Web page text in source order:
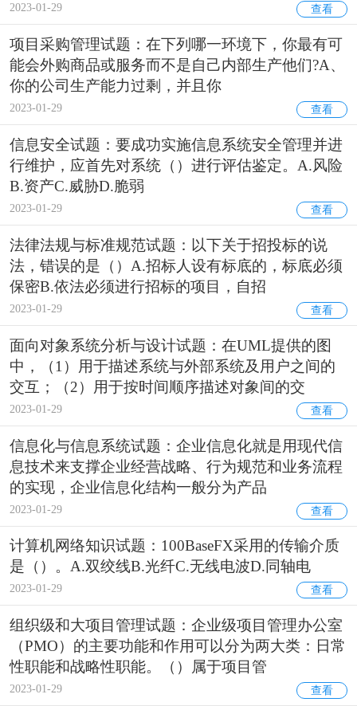
2023-01-29 查看
项目采购管理试题：在下列哪一环境下，你最有可
能会外购商品或服务而不是自己内部生产他们?A、
你的公司生产能力过剩，并且你
2023-01-29 查看
信息安全试题：要成功实施信息系统安全管理并进
行维护，应首先对系统（）进行评估鉴定。A.风险
B.资产C.威胁D.脆弱
2023-01-29 查看
法律法规与标准规范试题：以下关于招投标的说
法，错误的是（）A.招标人设有标底的，标底必须
保密B.依法必须进行招标的项目，自招
2023-01-29 查看
面向对象系统分析与设计试题：在UML提供的图
中，（1）用于描述系统与外部系统及用户之间的
交互；（2）用于按时间顺序描述对象间的交
2023-01-29 查看
信息化与信息系统试题：企业信息化就是用现代信
息技术来支撑企业经营战略、行为规范和业务流程
的实现，企业信息化结构一般分为产品
2023-01-29 查看
计算机网络知识试题：100BaseFX采用的传输介质
是（）。A.双绞线B.光纤C.无线电波D.同轴电
2023-01-29 查看
组织级和大项目管理试题：企业级项目管理办公室
（PMO）的主要功能和作用可以分为两大类：日常
性职能和战略性职能。（）属于项目管
2023-01-29 查看